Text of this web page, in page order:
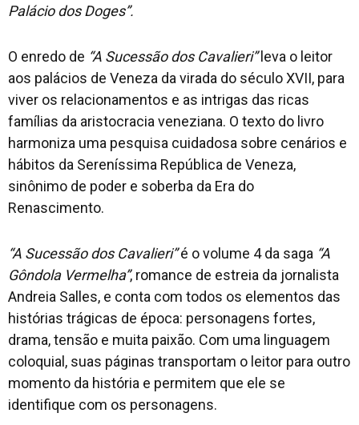
Palácio dos Doges”.
O enredo de “A Sucessão dos Cavalieri”leva o leitor
aos palácios de Veneza da virada do século XVII, para
viver os relacionamentos e as intrigas das ricas
famílias da aristocracia veneziana. O texto do livro
harmoniza uma pesquisa cuidadosa sobre cenários e
hábitos da Sereníssima República de Veneza,
sinônimo de poder e soberba da Era do
Renascimento.
“A Sucessão dos Cavalieri”é o volume 4 da saga “A
Gôndola Vermelha”, romance de estreia da jornalista
Andreia Salles, e conta com todos os elementos das
histórias trágicas de época: personagens fortes,
drama, tensão e muita paixão. Com uma linguagem
coloquial, suas páginas transportam o leitor para outro
momento da história e permitem que ele se
identifique com os personagens.